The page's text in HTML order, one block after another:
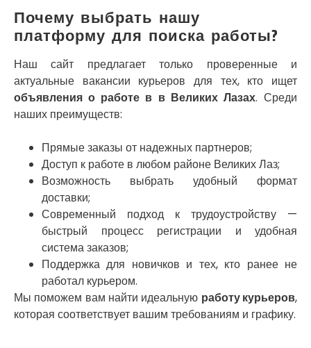
Почему выбрать нашу
платформу для поиска работы?
Наш сайт предлагает только проверенные и
актуальные вакансии курьеров для тех, кто ищет
объявления о работе в в Великих Лазах. Среди
наших преимуществ:
Прямые заказы от надежных партнеров;
Доступ к работе в любом районе Великих Лаз;
Возможность выбрать удобный формат
доставки;
Современный подход к трудоустройству —
быстрый процесс регистрации и удобная
система заказов;
Поддержка для новичков и тех, кто ранее не
работал курьером.
Мы поможем вам найти идеальную работу курьеров,
которая соответствует вашим требованиям и графику.
Украинка
Умань
Узин
Васильков
Великие Лазы
Великий Омеляник
Винница
Винники
Вишенки
Вишневое
Вита-Почтовая
Волчинец
Вольнянск
Вознесенск
Вышгород
Яготин
Южное
Южноукраинск